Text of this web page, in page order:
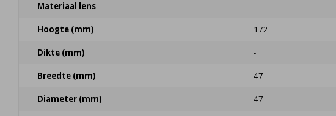
Materiaal lens -
Hoogte (mm) 172
Dikte (mm) -
Breedte (mm) 47
Diameter (mm) 47